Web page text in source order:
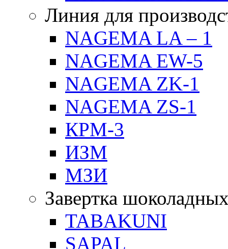
Линия для
NAGEMA LA – 1
NAGEMA EW-5
NAGEMA ZK-1
NAGEMA ZS-1
КРМ-3
ИЗМ
МЗИ
Завертка
TABAKUNI
SAPAL